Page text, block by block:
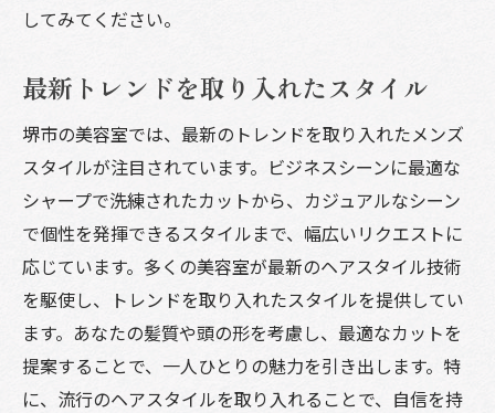
美容室で得られる安心感と信頼性
通い続けたい理由とは
リピーターが多い秘密
堺市の人気サロンランキング
コスパの良い美容室紹介
特典やキャンペーン情報
体験者の声を参考にする
堺市の人気メンズ美容室でスッキリと変身
短髪スタイルの魅力
整えられた清潔感あるカット
してみてください。
最新トレンドを取り入れたスタイル
堺市の美容室では、最新のトレンドを取り入れたメンズ
スタイルが注目されています。ビジネスシーンに最適な
シャープで洗練されたカットから、カジュアルなシーン
で個性を発揮できるスタイルまで、幅広いリクエストに
応じています。多くの美容室が最新のヘアスタイル技術
を駆使し、トレンドを取り入れたスタイルを提供してい
ます。あなたの髪質や頭の形を考慮し、最適なカットを
提案することで、一人ひとりの魅力を引き出します。特
に、流行のヘアスタイルを取り入れることで、自信を持